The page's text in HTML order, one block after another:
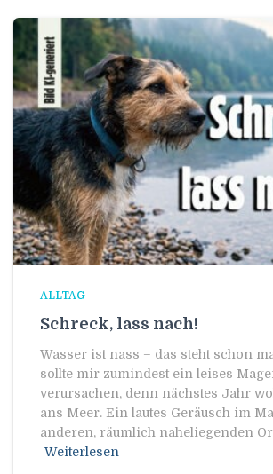
ALLTAG
Schreck, lass nach!
Wasser ist nass – das steht schon
sollte mir zumindest ein leises
verursachen, denn nächstes Jahr
ans Meer. Ein lautes Geräusch im
anderen, räumlich naheliegenden
Weiterlesen